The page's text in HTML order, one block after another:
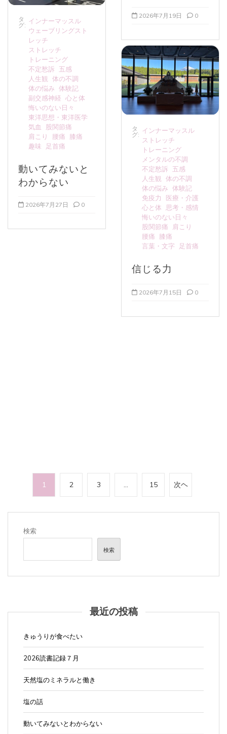
タ
グ:
インナーマッスル
ウェーブリングスト
レッチ
ストレッチ
トレーニング
不定愁訴
五感
人生観 体の不調
体の悩み 体験記
副交感神経 心と体
悔いのない日々
東洋思想・東洋医学
気血
股関節痛
肩こり
腰痛
膝痛
趣味
足首痛
動いてみないと
わからない
2026年7月27日 0
2026年7月19日 0
タ
グ:
インナーマッスル
ストレッチ
トレーニング
メンタルの不調
不定愁訴
五感
人生観 体の不調
体の悩み 体験記
免疫力
医療・介護
心と体 思考・感情
悔いのない日々
股関節痛
肩こり
腰痛
膝痛
言葉・文字
足首痛
信じる力
2026年7月15日 0
の
送
1 2 3 … 15 次ヘ
検索
検索
最近の投稿
きゅうりが食べたい
2026読書記録７月
天然塩のミネラルと働き
塩の話
動いてみないとわからない